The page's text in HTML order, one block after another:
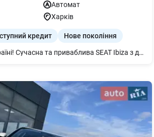
Автомат
Харків
кредит Нове покоління
Через 2 тижні в Україні! Сучасна та приваблива SEAT Ibiza з дуже надійним 1.6MPI (можливо встановлення ГБО). та звичайним 6 ст. автоматичною КПП. Комплектація: - системи безпеки та система попередження зіткнень - Клімат-контроль (на фото авто з кондиціонером!!) - підігрв сидінь - цифрова панель приладів - мультимедійна система з Блютуз та SEAT Full Link - ЛЕД фари - Задня система підтримки паркування - камера заднього огляду та багато іншого (повна комплектація за посиланням в оголошенні - Прайс) можливе придбання у кредит або лізинг або за програмою Трейд-Ін (обмін старого авто на нове)